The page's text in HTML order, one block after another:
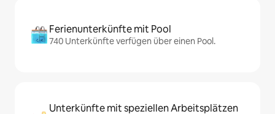
Ferienunterkünfte mit Pool
740 Unterkünfte verfügen über einen Pool.
Unterkünfte mit speziellen Arbeitsplätzen